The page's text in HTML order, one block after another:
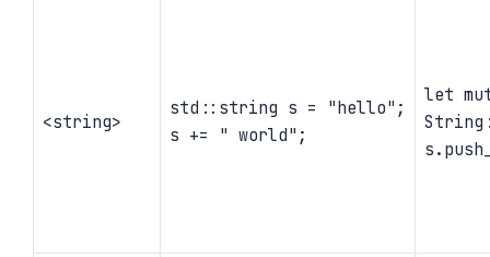
<string>
std::string s = "hello";
s += " world";
let